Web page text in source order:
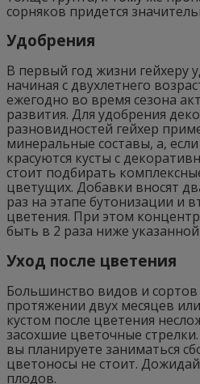
сорняков придется
Удобрения
В первый год жизни гейхеру
начиная с двухлетнего
ежегодно во время сезона
развития. Для удобрения
разновидностей гейхер
минеральные составы, а,
красуются кусты с
стоит подбирать
цветущих. Добавки вносят
раз на этапе бутонизации и
цветения. При этом
быть в 2 раза ниже
Уход после цветения
Большинство видов и сортов
протяжении двух месяцев
кустом после цветения
засохшие цветочные
вы планируете заниматься
цветоносы не стоит.
плодов.